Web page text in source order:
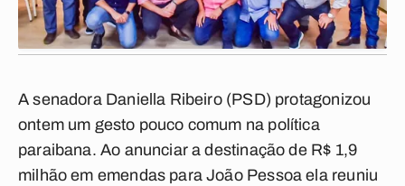
A senadora Daniella Ribeiro (PSD) protagonizou
ontem um gesto pouco comum na política
paraibana. Ao anunciar a destinação de R$ 1,9
milhão em emendas para João Pessoa ela reuniu